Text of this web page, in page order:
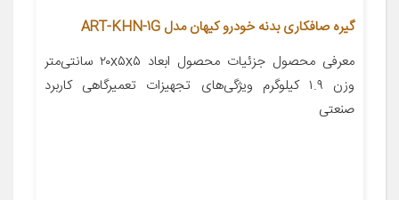
گیره صافکاری بدنه خودرو کیهان مدل ART-KHN-1G
معرفی محصول جزئیات محصول ابعاد ۲۰x۵x۵ سانتی‌متر
وزن ۱.۹ کیلوگرم ویژگی‌های تجهیزات تعمیرگاهی کاربرد
صنعتی